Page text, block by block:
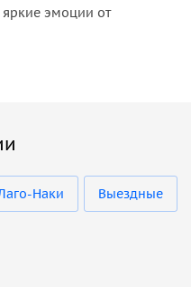
эмоции от
Наки Выездные